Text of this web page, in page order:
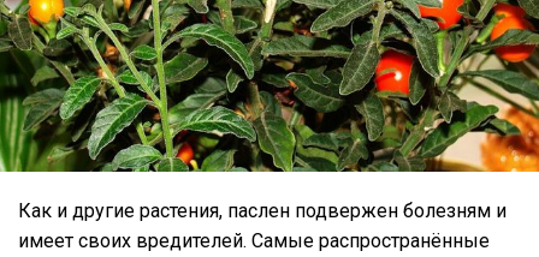
Как и другие растения, паслен подвержен болезням и
имеет своих вредителей. Самые распространённые